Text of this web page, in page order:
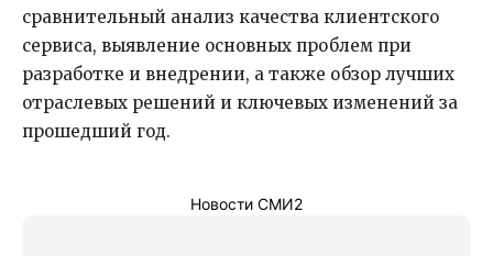
сравнительный анализ качества клиентского
сервиса, выявление основных проблем при
разработке и внедрении, а также обзор лучших
отраслевых решений и ключевых изменений за
прошедший год.
Новости СМИ2